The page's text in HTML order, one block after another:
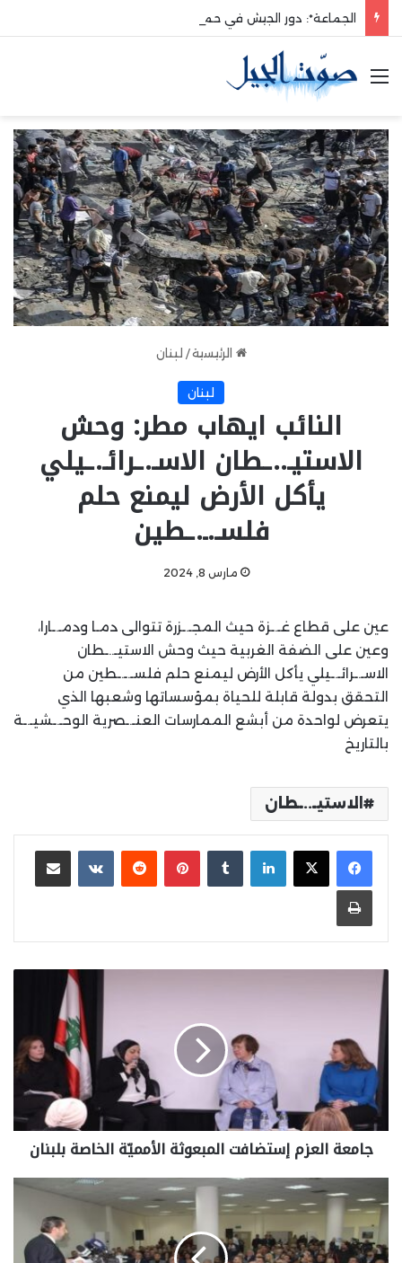
القائمة
الرئيسية / لبنان
لبنان
النائب ايهاب مطر: وحش
الاستيـ..ـطان الاسـ.ـرائـ.ـيلي
يأكل الأرض ليمنع حلم
فلسـ.ـ.ـطين
مارس 8, 2024
عين على قطاع غـ.ـزة حيث المجـ.ـزرة تتوالى دمـا ودمـ.ـارا،
وعين على الضفة الغربية حيث وحش الاستيـ..ـطان
الاسـ.ـرائـ.ـيلي يأكل الأرض ليمنع حلم فلسـ.ـ.ـطين من
التحقق بدولة قابلة للحياة بمؤسساتها وشعبها الذي
يتعرض لواحدة من أبشع الممارسات العنـ.ـصرية الوحـ.ـشيـ.ـة
بالتاريخ
الاستيـ..ـطان
لينكدإن بينتيريست مشاركة عبر البريد
طباعة
جامعة العزم إستضافت المبعوثة الأمميّة الخاصة بلبنان